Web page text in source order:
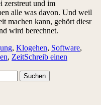
zerstreut und im
alle was davon. Und weil
machen kann, gehört diesr
wird berechnet.
, Klogehen, Software,
, ZeitSchreib einen